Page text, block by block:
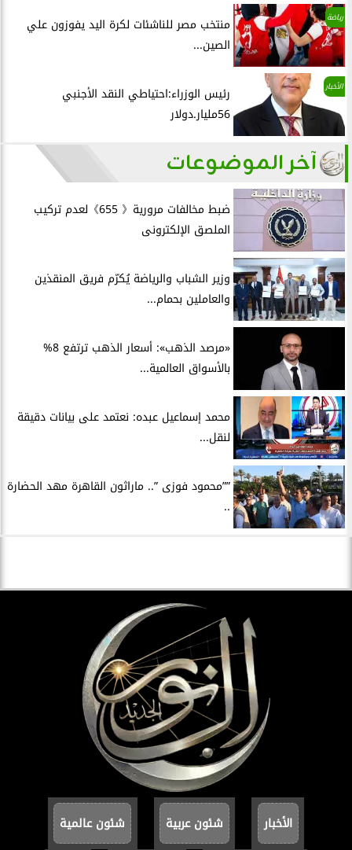
رياضة
منتخب مصر للناشئات لكرة اليد يفوزون علي
الصين...
الأخبار
رئيس الوزراء:احتياطي النقد الأجنبي
56مليار.دولار
آخر الموضوعات
ضبط مخالفات مرورية《 655》لعدم تركيب
الملصق الإلكترونى
وزير الشباب والرياضة يُكرّم فريق المنقذين
والعاملين بحمام...
«مرصد الذهب»: أسعار الذهب ترتفع 8%
بالأسواق العالمية...
محمد إسماعيل عبده: نعتمد على بيانات دقيقة
لنقل...
””محمود فوزى ”.. ماراثون القاهرة مهد الحضارة
..
الأخبار شئون عربية شئون عالمية